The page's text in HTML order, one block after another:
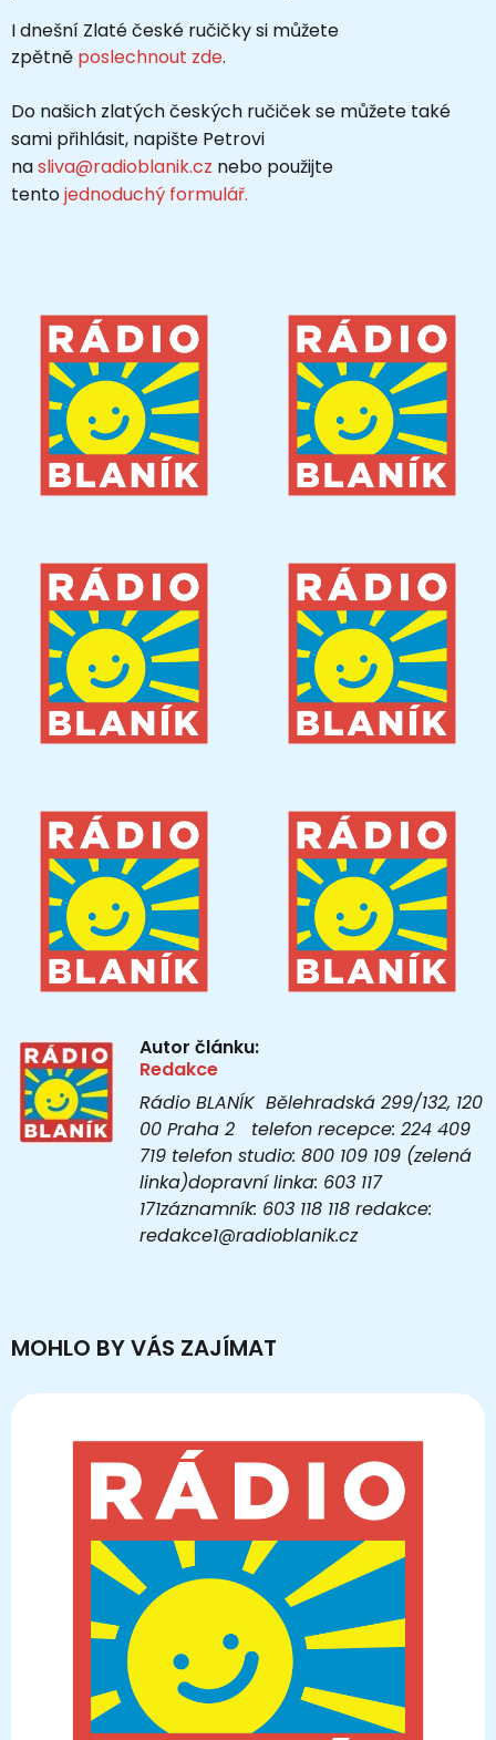
I dnešní Zlaté české ručičky si můžete
zpětně poslechnout zde.
Do našich zlatých českých ručiček se můžete také
sami přihlásit, napište Petrovi
nasliva@radioblanik.cz nebo použijte
tentojednoduchý formulář.
Autor článku:
Redakce
Rádio BLANÍK Bělehradská 299/132, 120
00 Praha 2 telefon recepce: 224 409
719 telefon studio: 800 109 109 (zelená
linka)dopravní linka: 603 117
171záznamník: 603 118 118 redakce:
redakce1@radioblanik.cz
MOHLO BY VÁS ZAJÍMAT